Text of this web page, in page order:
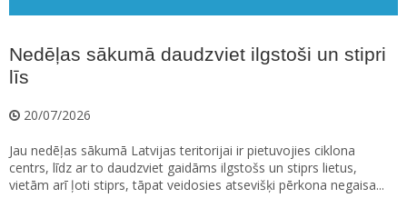
Nedēļas sākumā daudzviet ilgstoši un stipri
līs
20/07/2026
Jau nedēļas sākumā Latvijas teritorijai ir pietuvojies ciklona
centrs, līdz ar to daudzviet gaidāms ilgstošs un stiprs lietus,
vietām arī ļoti stiprs, tāpat veidosies atsevišķi pērkona negaisa...